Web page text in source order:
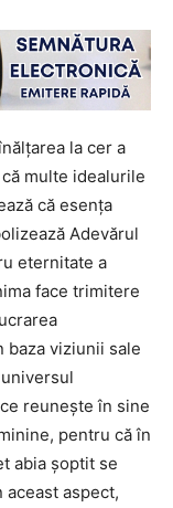
la cer a
multe idealurile
că esenţa
Adevărul
eternitate a
face trimitere
baza viziunii sale
reuneşte în sine
pentru că în
abia şoptit se
aceast aspect,